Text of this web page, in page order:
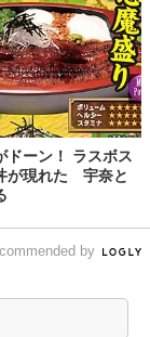
ドーン！ ラスボス
が現れた 宇奈と
by